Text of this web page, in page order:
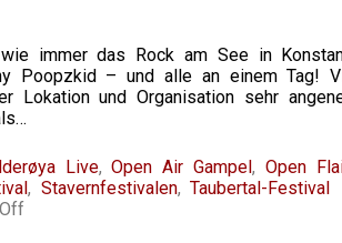
immer das Rock am See in
Poopzkid – und alle an einem Tag!
Lokation und Organisation sehr
Live,Open Air Gampel, Open
, Stavernfestivalen,Taubertal-Festival
on